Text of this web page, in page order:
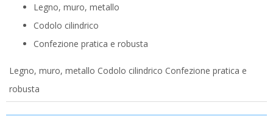
Legno, muro, metallo
Codolo cilindrico
Confezione pratica e robusta
Legno, muro, metallo Codolo cilindrico Confezione pratica e
robusta